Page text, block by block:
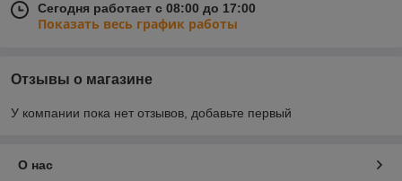
Сегодня работает с 08:00 до 17:00
Показать весь график работы
Отзывы о магазине
У компании пока нет отзывов, добавьте первый
О нас